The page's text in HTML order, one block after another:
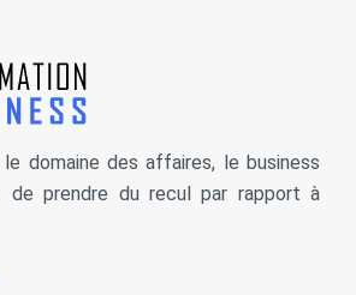
domaine des affaires, le business
de prendre du recul par rapport à